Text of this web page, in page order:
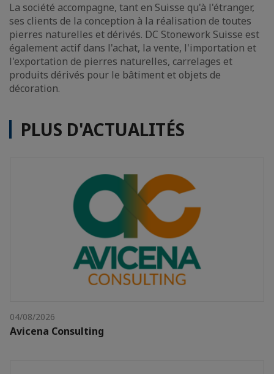
La société accompagne, tant en Suisse qu'à l'étranger,
ses clients de la conception à la réalisation de toutes
pierres naturelles et dérivés. DC Stonework Suisse est
également actif dans l'achat, la vente, l'importation et
l'exportation de pierres naturelles, carrelages et
produits dérivés pour le bâtiment et objets de
décoration.
PLUS D'ACTUALITÉS
04/08/2026
Avicena Consulting